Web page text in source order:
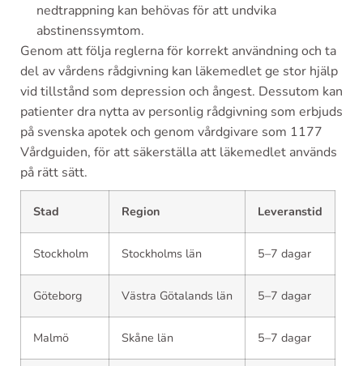
nedtrappning kan behövas för att undvika
abstinenssymtom.
Genom att följa reglerna för korrekt användning och ta
del av vårdens rådgivning kan läkemedlet ge stor hjälp
vid tillstånd som depression och ångest. Dessutom kan
patienter dra nytta av personlig rådgivning som erbjuds
på svenska apotek och genom vårdgivare som 1177
Vårdguiden, för att säkerställa att läkemedlet används
på rätt sätt.
Stad Region Leveranstid
Stockholm Stockholms län 5–7 dagar
Göteborg Västra Götalands län 5–7 dagar
Malmö Skåne län 5–7 dagar